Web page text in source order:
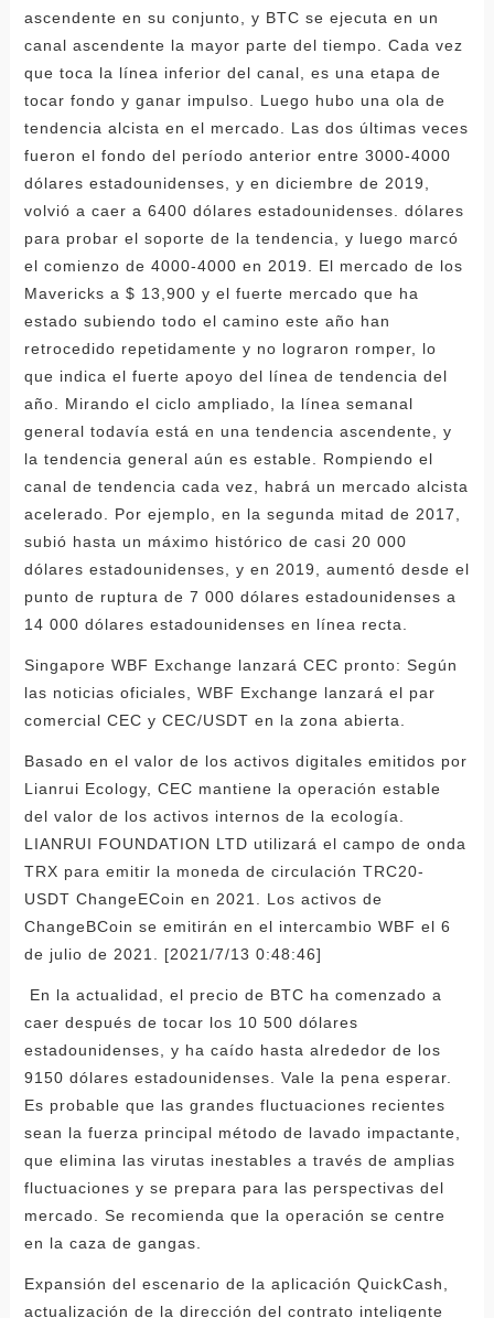
ascendente en su conjunto, y BTC se ejecuta en un
canal ascendente la mayor parte del tiempo. Cada vez
que toca la línea inferior del canal, es una etapa de
tocar fondo y ganar impulso. Luego hubo una ola de
tendencia alcista en el mercado. Las dos últimas veces
fueron el fondo del período anterior entre 3000-4000
dólares estadounidenses, y en diciembre de 2019,
volvió a caer a 6400 dólares estadounidenses. dólares
para probar el soporte de la tendencia, y luego marcó
el comienzo de 4000-4000 en 2019. El mercado de los
Mavericks a $ 13,900 y el fuerte mercado que ha
estado subiendo todo el camino este año han
retrocedido repetidamente y no lograron romper, lo
que indica el fuerte apoyo del línea de tendencia del
año. Mirando el ciclo ampliado, la línea semanal
general todavía está en una tendencia ascendente, y
la tendencia general aún es estable. Rompiendo el
canal de tendencia cada vez, habrá un mercado alcista
acelerado. Por ejemplo, en la segunda mitad de 2017,
subió hasta un máximo histórico de casi 20 000
dólares estadounidenses, y en 2019, aumentó desde el
punto de ruptura de 7 000 dólares estadounidenses a
14 000 dólares estadounidenses en línea recta.
Singapore WBF Exchange lanzará CEC pronto: Según
las noticias oficiales, WBF Exchange lanzará el par
comercial CEC y CEC/USDT en la zona abierta.
Basado en el valor de los activos digitales emitidos por
Lianrui Ecology, CEC mantiene la operación estable
del valor de los activos internos de la ecología.
LIANRUI FOUNDATION LTD utilizará el campo de onda
TRX para emitir la moneda de circulación TRC20-
USDT ChangeECoin en 2021. Los activos de
ChangeBCoin se emitirán en el intercambio WBF el 6
de julio de 2021. [2021/7/13 0:48:46]
En la actualidad, el precio de BTC ha comenzado a
caer después de tocar los 10 500 dólares
estadounidenses, y ha caído hasta alrededor de los
9150 dólares estadounidenses. Vale la pena esperar.
Es probable que las grandes fluctuaciones recientes
sean la fuerza principal método de lavado impactante,
que elimina las virutas inestables a través de amplias
fluctuaciones y se prepara para las perspectivas del
mercado. Se recomienda que la operación se centre
en la caza de gangas.
Expansión del escenario de la aplicación QuickCash,
actualización de la dirección del contrato inteligente